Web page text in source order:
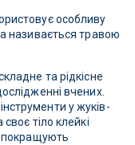
особливу
називається травою
та рідкісне
вчених.
у жуків-
тіло клейкі
покращують